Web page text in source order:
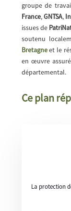
groupe de
France,GNTSA,
issues de
soutenu
Bretagneet le
en œuvre
départemental.
Ce plan
La protection